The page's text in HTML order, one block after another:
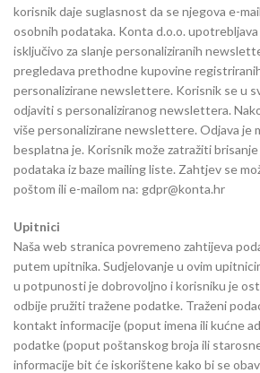
korisnik daje suglasnost da se njegova e-
osobnih podataka. Konta d.o.o.
isključivo za slanje personaliziranih
pregledava prethodne kupovine
personalizirane newslettere. Korisnik se u
odjaviti s personaliziranog newslettera.
više personalizirane newslettere. Odjava je
besplatna je. Korisnik može zatražiti
podataka iz baze mailing liste. Zahtjev se
poštom ili e-mailom na: gdpr@konta.hr
Upitnici
Naša web stranica povremeno zahtijeva
putem upitnika. Sudjelovanje u ovim
u potpunosti je dobrovoljno i korisniku je
odbije pružiti tražene podatke. Traženi
kontakt informacije (poput imena ili kućne
podatke (poput poštanskog broja ili
informacije bit će iskorištene kako bi se